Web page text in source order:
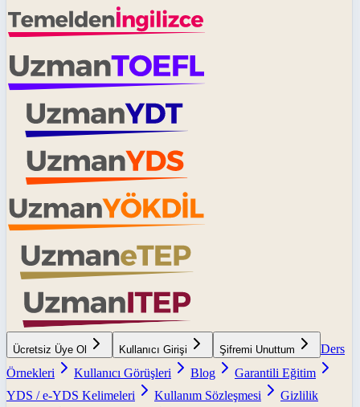
Ücretsiz Üye Ol Kullanıcı Girişi Şifremi Unuttum
Ders
Örnekleri
Kullanıcı Görüşleri Blog
Garantili Eğitim
YDS / e-YDS Kelimeleri
Kullanım Sözleşmesi
Gizlilik